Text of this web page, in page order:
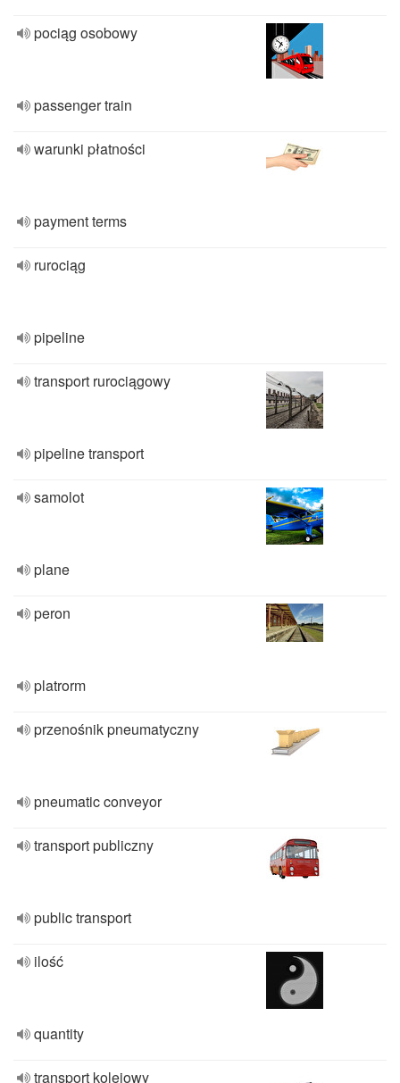
pociąg osobowy
passenger train
warunki płatności
payment terms
rurociąg
pipeline
transport rurociągowy
pipeline transport
samolot
plane
peron
platrorm
przenośnik pneumatyczny
pneumatic conveyor
transport publiczny
public transport
ilość
quantity
transport kolejowy